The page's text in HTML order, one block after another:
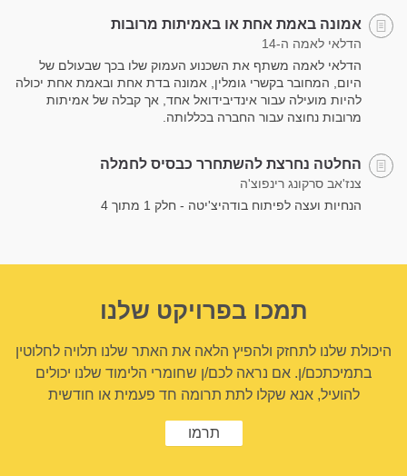
אמונה באמת אחת או באמיתות מרובות
הדלאי לאמה ה-14
הדלאי לאמה משתף את השכנוע העמוק שלו בכך שבעולם של
היום, המחובר בקשרי גומלין, אמונה בדת אחת ובאמת אחת יכולה
להיות מועילה עבור אינדיבידואל אחד, אך קבלה של אמיתות
מרובות נחוצה עבור החברה בכללותה.
החלטה נחרצת להשתחרר כבסיס לחמלה
צנז'אב סרקונג רינפוצ'ה
הנחיות ועצה לפיתוח בודהיצ'יטה - חלק 1 מתוך 4
תמכו בפרויקט שלנו
היכולת שלנו לתחזק ולהפיץ הלאה את האתר שלנו תלויה לחלוטין
בתמיכתכם/ן. אם נראה לכם/ן שחומרי הלימוד שלנו יכולים
להועיל, אנא שקלו לתת תרומה חד פעמית או חודשית
תרמו